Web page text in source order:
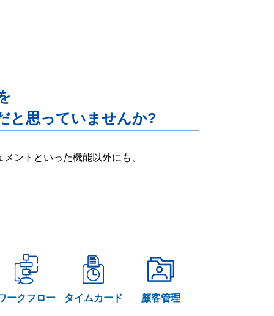
と思っていませんか?
ントといった機能以外にも、
ークフロー タイムカード 顧客管理